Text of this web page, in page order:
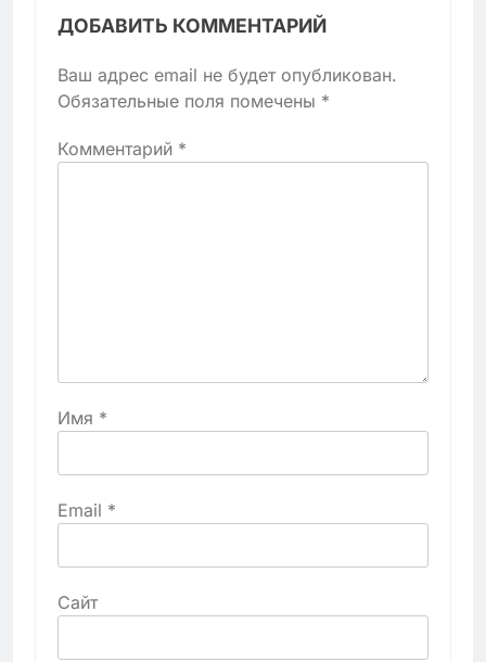
ДОБАВИТЬ КОММЕНТАРИЙ
Ваш адрес email не будет опубликован.
Обязательные поля помечены *
Комментарий *
Имя *
Email *
Сайт